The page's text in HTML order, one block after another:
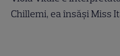
Chillemi, ea însăși Miss